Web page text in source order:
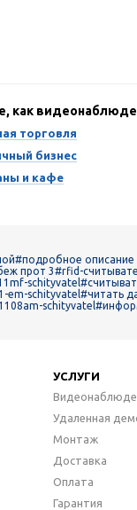
как
торговля
бизнес
и кафе
#подробное
прот 3#rfid-
schityvatel
em-schityvatel#читать
schityvatel
УСЛУГИ
Удаленная
Монтаж
Доставка
Оплата
Гарантия